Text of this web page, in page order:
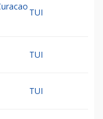
TUI
TUI
TUI